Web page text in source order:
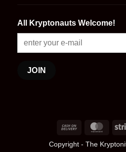
All Kryptonauts Welcome!
Cash
Delivery
Copyright - The